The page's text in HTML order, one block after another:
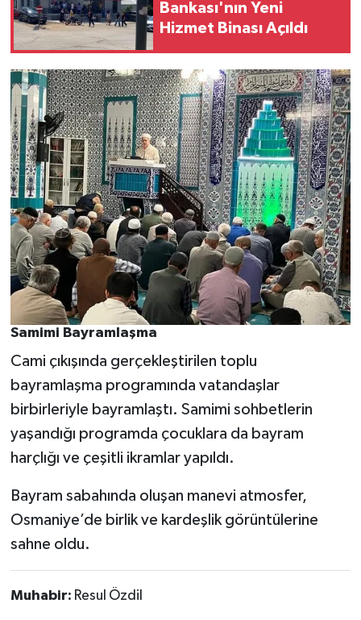
Bankası'nın Yeni
Hizmet Binası Açıldı
Samimi Bayramlaşma
Cami çıkışında gerçekleştirilen toplu
bayramlaşma programında vatandaşlar
birbirleriyle bayramlaştı. Samimi sohbetlerin
yaşandığı programda çocuklara da bayram
harçlığı ve çeşitli ikramlar yapıldı.
Bayram sabahında oluşan manevi atmosfer,
Osmaniye’de birlik ve kardeşlik görüntülerine
sahne oldu.
Muhabir: Resul Özdil